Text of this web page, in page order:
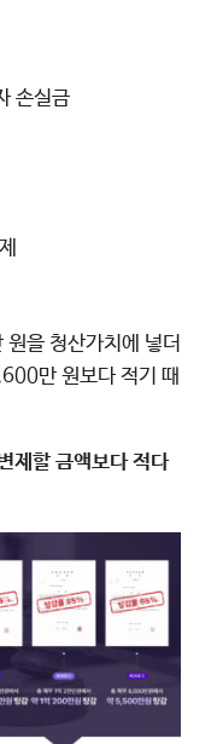
손실금
을 청산가치에 넣더
만 원보다 적기 때
제할 금액보다 적다